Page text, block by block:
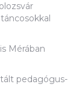
Mérában
pedagógus-